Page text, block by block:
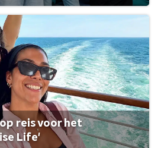
reis voor het
Life'